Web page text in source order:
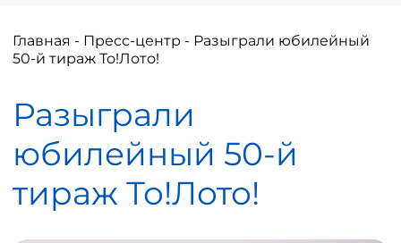
Главная - Пресс-центр - Разыграли юбилейный
50-й тираж То!Лото!
Разыграли
юбилейный 50-й
тираж То!Лото!